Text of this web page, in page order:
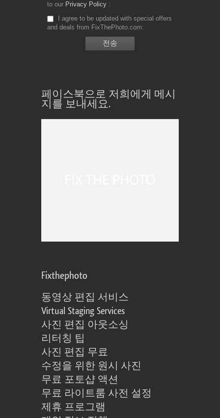
to our Privacy Policy
I agree to be updated with special offers
and deals from FixThePhoto.com
페이스북으로 저희에게 메시
지를 보내세요.
Fixthephoto
동영상 편집 서비스
Virtual Staging Services
사진 편집 아웃소싱
리터칭 팁
사진 편집 무료
수정을 위한 원시 사진
무료 포토샵 액션
무료 라이트룸 사전 설정
제휴 프로그램